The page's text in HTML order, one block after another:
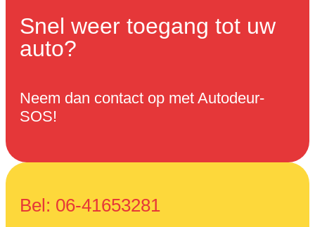
Snel weer toegang tot uw
auto?
Neem dan contact op met Autodeur-
SOS!
Bel: 06-41653281